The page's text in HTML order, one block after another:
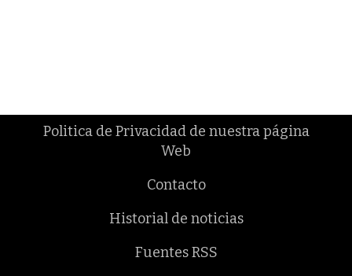
Politica de Privacidad de nuestra página
Web
Contacto
Historial de noticias
Fuentes RSS